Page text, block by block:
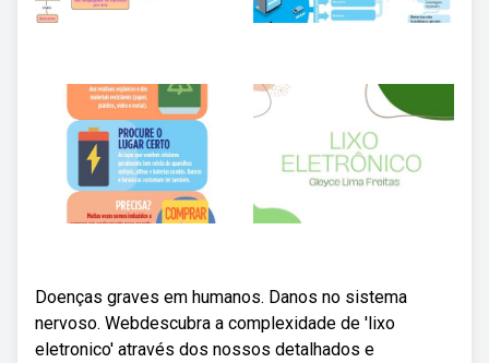
Doenças graves em humanos. Danos no sistema
nervoso. Webdescubra a complexidade de 'lixo
eletronico' através dos nossos detalhados e